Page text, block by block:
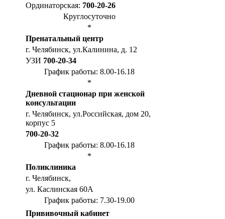
Ординаторская: 700-20-26
Круглосуточно
*
Пренатальный центр
г. Челябинск, ул.Калинина, д. 12
УЗИ 700-20-34
График работы: 8.00-16.18
*
Дневной стационар при женской
консультации
г. Челябинск, ул.Российская, дом 20,
корпус 5
700-20-32
График работы: 8.00-16.18
*
Поликлиника
г. Челябинск,
ул. Каслинская 60А
График работы: 7.30-19.00
Прививочный кабинет